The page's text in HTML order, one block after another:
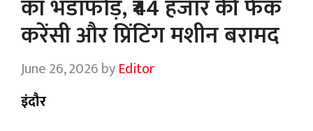
का भंडाफोड़, ₹44 हजार की फेक
करेंसी और प्रिंटिंग मशीन बरामद
June 26, 2026byEditor
इंदौर